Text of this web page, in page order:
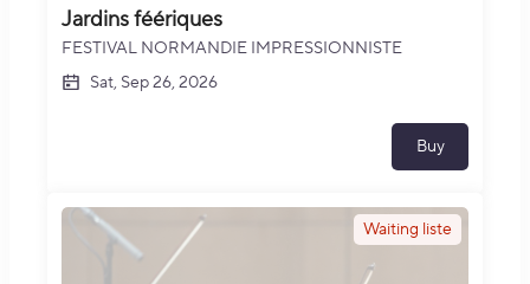
Jardins féériques
FESTIVAL NORMANDIE IMPRESSIONNISTE
Sat, Sep 26, 2026
Buy
Waiting liste